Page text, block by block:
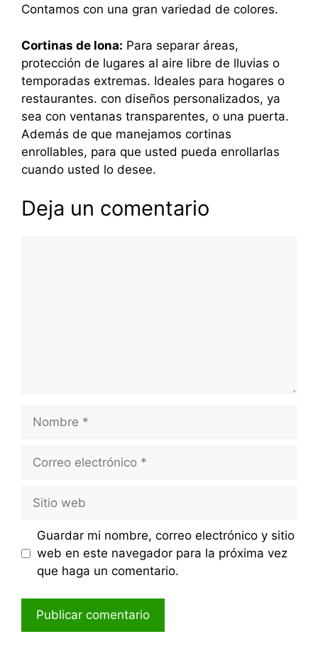
Contamos con una gran variedad de colores.
Cortinas de lona: Para separar áreas,
protección de lugares al aire libre de lluvias o
temporadas extremas. Ideales para hogares o
restaurantes. con diseños personalizados, ya
sea con ventanas transparentes, o una puerta.
Además de que manejamos cortinas
enrollables, para que usted pueda enrollarlas
cuando usted lo desee.
Deja un comentario
Nombre
Correo
Sitio
web
Guardar mi nombre, correo electrónico y sitio
web en este navegador para la próxima vez
que haga un comentario.